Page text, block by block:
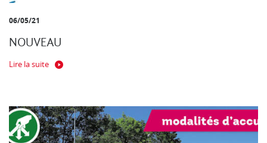
06/05/21
NOUVEAU
Lire la suite